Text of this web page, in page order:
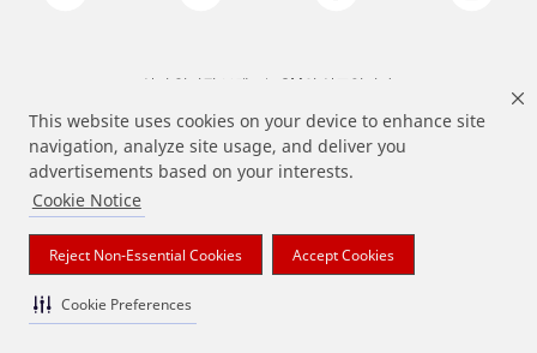
This website uses cookies on your device to enhance site
navigation, analyze site usage, and deliver you
advertisements based on your interests.
Cookie Notice
Reject Non-Essential Cookies Accept Cookies
Cookie Preferences
상기 열거된 브랜드는 3M의 상표입니다.